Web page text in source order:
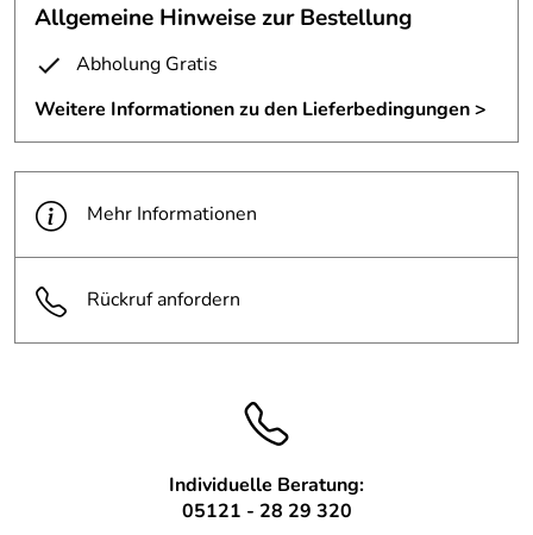
Wir können Ihnen das Pferdchen in allen Metallen und in allen Größen
liefern.
Preis pro Stück in geschliffenem Edelstahl 75 € inkl. der derzeit
Allgemeine Hinweise zur Bestellung
Abholung Gratis
Weitere Informationen zu den Lieferbedingungen >
Mehr Informationen
Rückruf anfordern
Individuelle Beratung:
05121 - 28 29 320